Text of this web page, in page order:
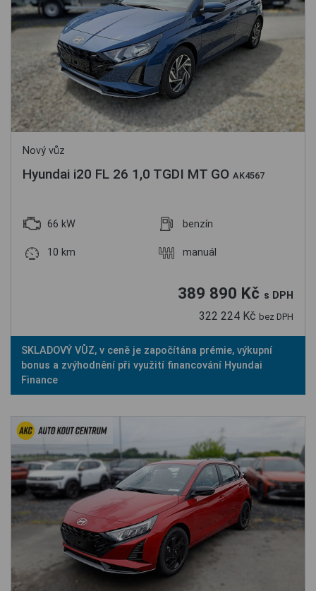
Nový vůz
Hyundai i20 FL 26 1,0 TGDI MT GO AK4567
66 kW benzín
10 km manuál
389 890 Kč s DPH
322 224 Kč bez DPH
SKLADOVÝ VŮZ, v ceně je započítána prémie, výkupní
bonus a zvýhodnění při využití financování Hyundai
Finance